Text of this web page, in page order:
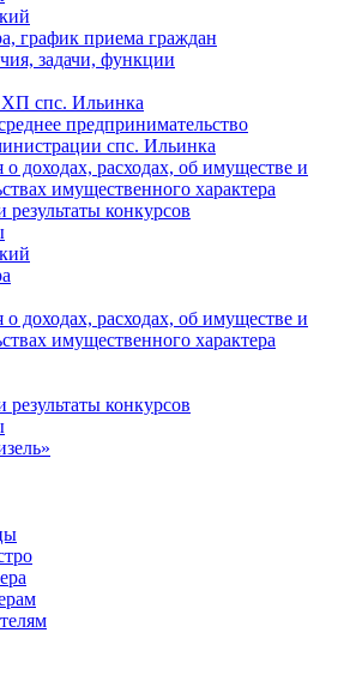
график приема граждан
задачи, функции
спс. Ильинка
предпринимательство
спс. Ильинка
о доходах, расходах, об имуществе и
имущественного характера
результаты конкурсов
о доходах, расходах, об имуществе и
имущественного характера
результаты конкурсов